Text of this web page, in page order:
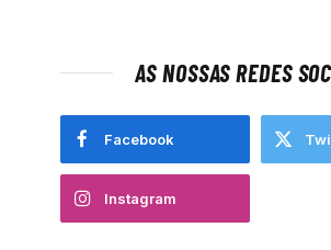
AS NOSSAS REDES
Facebook
Instagram